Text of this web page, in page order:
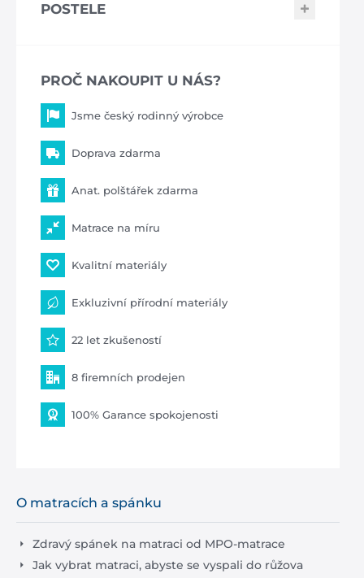
POSTELE
PROČ NAKOUPIT U NÁS?
Jsme český rodinný výrobce
Doprava zdarma
Anat. polštářek zdarma
Matrace na míru
Kvalitní materiály
Exkluzivní přírodní materiály
22 let zkušeností
8 firemních prodejen
100% Garance spokojenosti
O matracích a spánku
Zdravý spánek na matraci od MPO-matrace
Jak vybrat matraci, abyste se vyspali do růžova